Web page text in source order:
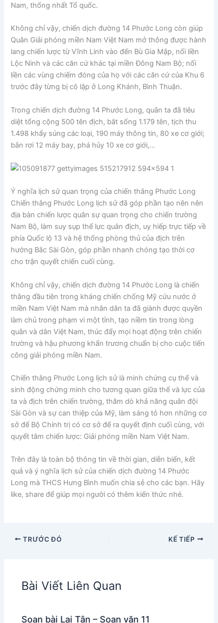
Nam, thống nhất Tổ quốc.
Không chỉ vậy, chiến dịch đường 14 Phước Long còn giúp
Quân Giải phóng miền Nam Việt Nam mở thông được hành
lang chiến lược từ Vĩnh Linh vào đến Bù Gia Mập, nối liền
Lộc Ninh và các căn cứ khác tại miền Đông Nam Bộ; nối
liền các vùng chiếm đóng của họ với các căn cứ của Khu 6
trước đây từng bị cô lập ở Long Khánh, Bình Thuận.
Trong chiến dịch đường 14 Phước Long, quân ta đã tiêu
diệt tổng cộng 500 tên địch, bắt sống 1.179 tên, tịch thu
1.498 khẩy súng các loại, 190 máy thông tin, 80 xe cơ giới;
bắn rơi 12 máy bay, phá hủy 10 xe cơ giới,…
Ý nghĩa lịch sử quan trọng của chiến thắng Phước Long
Chiến thắng Phước Long lịch sử đã góp phần tạo nên nên
địa bàn chiến lược quân sự quan trọng cho chiến trường
Nam Bộ, làm suy sụp thế lực quân địch, uy hiếp trực tiếp về
phía Quốc lộ 13 và hệ thống phòng thủ của địch trên
hướng Bắc Sài Gòn, góp phần nhanh chóng tạo thời cơ
cho trận quyết chiến cuối cùng.
Không chỉ vậy, chiến dịch đường 14 Phước Long là chiến
thắng đầu tiên trong kháng chiến chống Mỹ cứu nước ở
miền Nam Việt Nam mà nhân dân ta đã giành được quyền
làm chủ trong phạm vi một tỉnh, tạo niềm tin trong lòng
quân và dân Việt Nam, thúc đẩy mọi hoạt động trên chiến
trường và hậu phương khẩn trương chuẩn bị cho cuộc tiến
công giải phóng miền Nam.
Chiến thắng Phước Long lịch sử là minh chứng cụ thể và
sinh động chứng minh cho tương quan giữa thế và lực của
ta và địch trên chiến trường, thăm dò khả năng quân đội
Sài Gòn và sự can thiệp của Mỹ, làm sáng tỏ hơn những cơ
sở để Bộ Chính trị có cơ sở để ra quyết định cuối cùng, với
quyết tâm chiến lược: Giải phóng miền Nam Việt Nam.
Trên đây là toàn bộ thông tin về thời gian, diễn biến, kết
quả và ý nghĩa lịch sử của chiến dịch đường 14 Phước
Long mà THCS Hưng Bình muốn chia sẻ cho các bạn. Hãy
like, share để giúp mọi người có thêm kiến thức nhé.
TRƯỚC ĐÓ KẾ TIẾP
Bài Viết Liên Quan
Soạn bài Lai Tân – Soạn văn 11